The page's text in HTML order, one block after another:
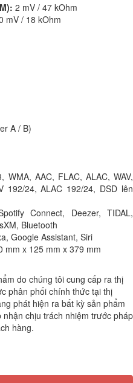
2 mV / 47 kOhm
mV / 18 kOhm
A / B)
WMA, AAC, FLAC, ALAC, WAV,
192/24, ALAC 192/24, DSD lên
Connect, Deezer, TIDAL,
Bluetooth
Google Assistant, Siri
mm x 125 mm x 379 mm
do chúng tôi cung cấp ra thị
phân phối chính thức tại thị
phát hiện ra bất kỳ sản phẩm
chịu trách nhiệm trước pháp
hàng.